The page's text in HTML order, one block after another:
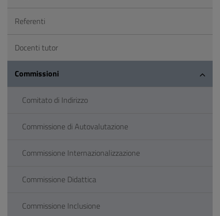
Referenti
Docenti tutor
Commissioni
Comitato di Indirizzo
Commissione di Autovalutazione
Commissione Internazionalizzazione
Commissione Didattica
Commissione Inclusione